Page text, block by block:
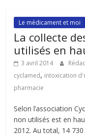
Le médicament et moi
La collecte
utilisés en
3 avril 2014
cyclamed, intoxication
pharmacie
Selon l’association
non utilisés est en
2012. Au total, 14